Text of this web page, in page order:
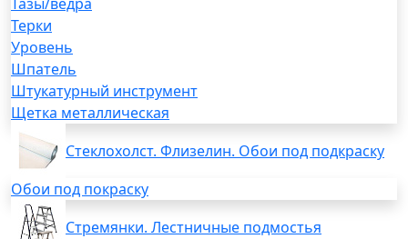
Тазы/ведра
Терки
Уровень
Шпатель
Штукатурный инструмент
Щетка металлическая
Стеклохолст. Флизелин. Обои под подкраску
Обои под покраску
Стремянки. Лестничные подмостья